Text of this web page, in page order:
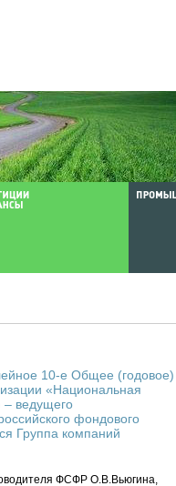
10-е Общее (годовое)
«Национальная
ведущего
фондового
Группа компаний
ФСФР О.В.Вьюгина,